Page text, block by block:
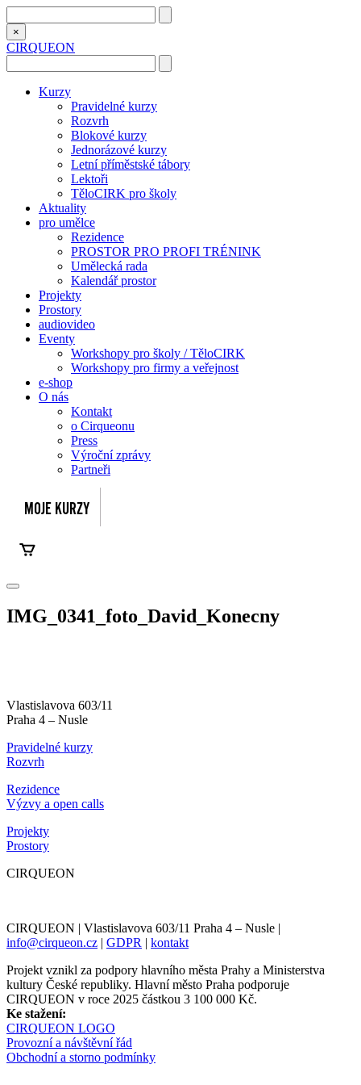
×
CIRQUEON
Kurzy
Pravidelné kurzy
Rozvrh
Blokové kurzy
Jednorázové kurzy
Letní příměstské tábory
Lektoři
TěloCIRK pro školy
Aktuality
pro umělce
Rezidence
PROSTOR PRO PROFI TRÉNINK
Umělecká rada
Kalendář prostor
Projekty
Prostory
audiovideo
Eventy
Workshopy pro školy / TěloCIRK
Workshopy pro firmy a veřejnost
e-shop
O nás
Kontakt
o Cirqueonu
Press
Výroční zprávy
Partneři
IMG_0341_foto_David_Konecny
Vlastislavova 603/11
Praha 4 – Nusle
Pravidelné kurzy
Rozvrh
Rezidence
Výzvy a open calls
Projekty
Prostory
CIRQUEON
CIRQUEON | Vlastislavova 603/11 Praha 4 – Nusle |
info@cirqueon.cz | GDPR | kontakt
Projekt vznikl za podpory hlavního města Prahy a Ministerstva
kultury České republiky. Hlavní město Praha podporuje
CIRQUEON v roce 2025 částkou 3 100 000 Kč.
Ke stažení:
CIRQUEON LOGO
Provozní a návštěvní řád
Obchodní a storno podmínky